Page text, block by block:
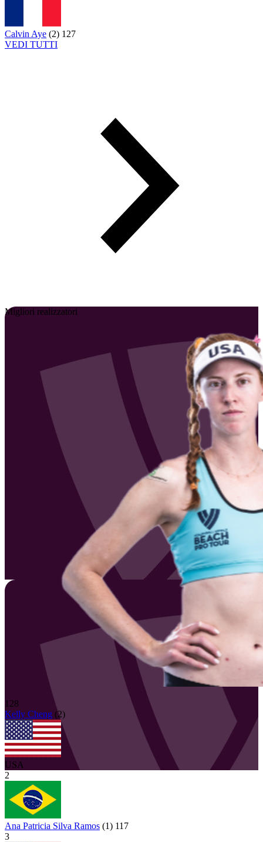
Calvin Aye (2) 127
VEDI TUTTI
Migliori realizzatori
128
Kelly Cheng (2)
USA
2
Ana Patricia Silva Ramos (1) 117
3